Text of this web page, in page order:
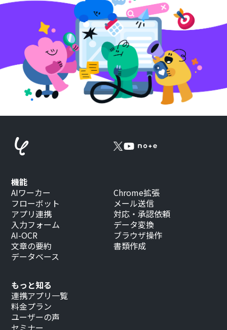
もっと知る
連携アプリ一覧
料金プラン
ユーザーの声
セミナー
機能
AIワーカー
フローボット
アプリ連携
入力フォーム
AI-OCR
文章の要約
データベース
Chrome拡張
メール送信
対応・承認依頼
データ変換
ブラウザ操作
書類作成